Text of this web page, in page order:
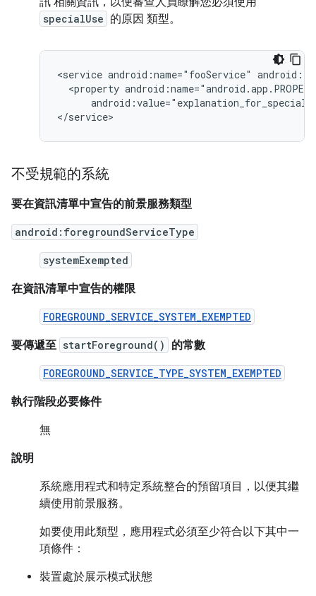
specialUse 的原因 類型。
<service android:name="fooService"
<property
不受規範的系統
要在資訊清單中宣告的前景服務類型
android:foregroundServiceType
systemExempted
在資訊清單中宣告的權限
FOREGROUND_SERVICE_SYSTEM_EXEMPTED
要傳遞至 startForeground() 的常數
FOREGROUND_SERVICE_TYPE_SYSTEM_EXEMPTED
執行階段必要條件
無
說明
系統應用程式和特定系統整合的預留項目，以便其繼
續使用前景服務。
如要使用此類型，應用程式必須至少符合以下其中一
項條件：
裝置處於展示模式狀態